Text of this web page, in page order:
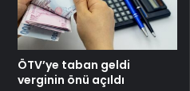
ÖTV’ye taban geldi
verginin önü açıldı